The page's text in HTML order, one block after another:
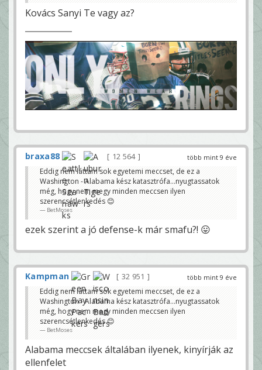
Kovács Sanyi Te vagy az?
több mint 9 éve
braxa88
12 564
Eddig nem láttam sok egyetemi meccset, de ez a
Washington - Alabama kész katasztrófa...nyugtassatok
még, hogy nem megy minden meccsen ilyen
szerencsétlenkedés 😊
BetMoses
ezek szerint a jó defense-k már smafu?! 😛
több mint 9 éve
Kampman
32 951
Eddig nem láttam sok egyetemi meccset, de ez a
Washington - Alabama kész katasztrófa...nyugtassatok
még, hogy nem megy minden meccsen ilyen
szerencsétlenkedés 😊
BetMoses
Alabama meccsek általában ilyenek, kinyírják az
ellenfelet